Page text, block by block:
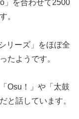
」を合わせて2500
。
リーズ」をほぼ全
たようです。
Osu！」や「太鼓
と話しています。